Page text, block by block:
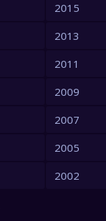
2015
2013
2011
2009
2007
2005
2002